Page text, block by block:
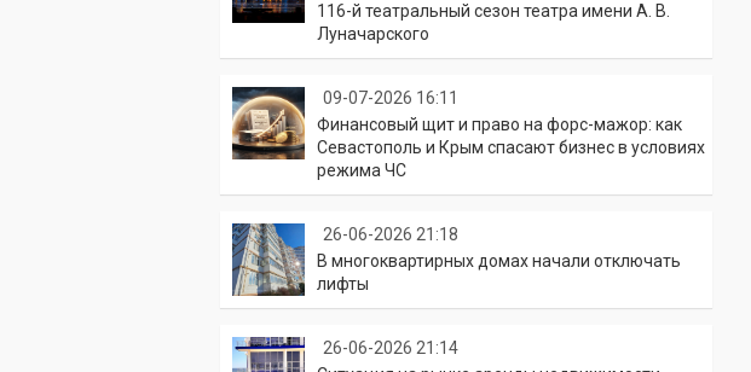
116-й театральный сезон театра имени А. В.
Луначарского
09-07-2026 16:11
Финансовый щит и право на форс-мажор: как
Севастополь и Крым спасают бизнес в условиях
режима ЧС
26-06-2026 21:18
В многоквартирных домах начали отключать
лифты
26-06-2026 21:14